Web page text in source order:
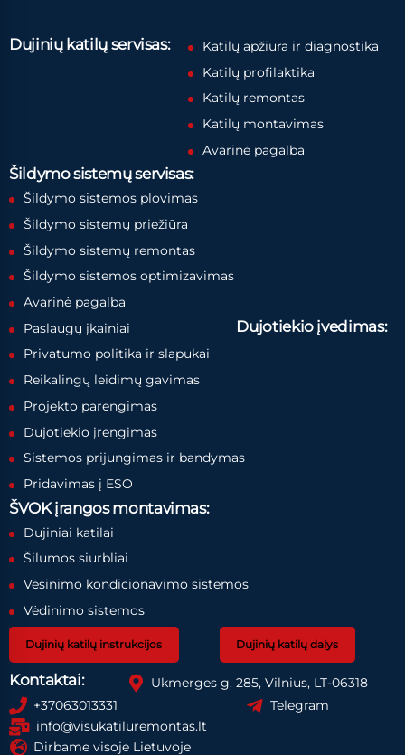
Dujinių katilų servisas:
Katilų apžiūra ir diagnostika
Katilų profilaktika
Katilų remontas
Katilų montavimas
Avarinė pagalba
Šildymo sistemų servisas:
Šildymo sistemos plovimas
Šildymo sistemų priežiūra
Šildymo sistemų remontas
Šildymo sistemos optimizavimas
Avarinė pagalba
Paslaugų įkainiai
Privatumo politika ir slapukai
Dujotiekio įvedimas:
Reikalingų leidimų gavimas
Projekto parengimas
Dujotiekio įrengimas
Sistemos prijungimas ir bandymas
Pridavimas į ESO
ŠVOK įrangos montavimas:
Dujiniai katilai
Šilumos siurbliai
Vėsinimo kondicionavimo sistemos
Vėdinimo sistemos
Dujinių katilų instrukcijos Dujinių katilų dalys
Kontaktai:
Ukmerges g. 285, Vilnius, LT-06318
+37063013331
Telegram
info@visukatiluremontas.lt
Dirbame visoje Lietuvoje